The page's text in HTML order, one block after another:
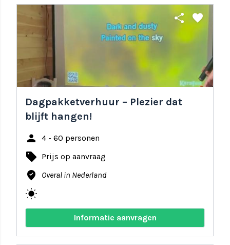
share favorite
Dagpakketverhuur – Plezier dat
blijft hangen!
person 4 - 60 personen
local_offer Prijs op aanvraag
where_to_vote Overal in Nederland
wb_sunny
Informatie aanvragen